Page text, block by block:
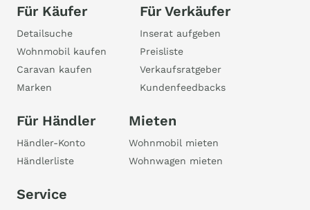
Für Käufer
Detailsuche
Wohnmobil kaufen
Caravan kaufen
Marken
Für Verkäufer
Inserat aufgeben
Preisliste
Verkaufsratgeber
Kundenfeedbacks
Für Händler
Händler-Konto
Händlerliste
Mieten
Wohnmobil mieten
Wohnwagen mieten
Service